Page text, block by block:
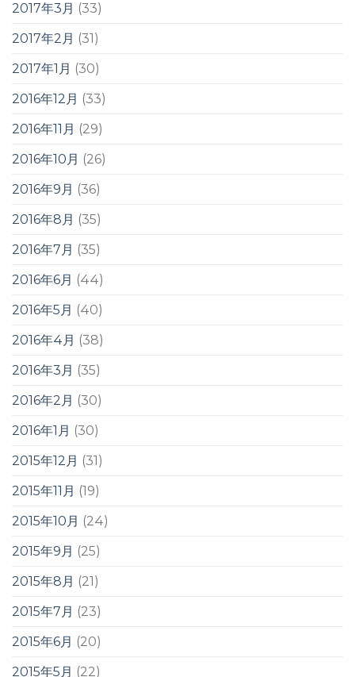
2017年3月 (33)
2017年2月 (31)
2017年1月 (30)
2016年12月 (33)
2016年11月 (29)
2016年10月 (26)
2016年9月 (36)
2016年8月 (35)
2016年7月 (35)
2016年6月 (44)
2016年5月 (40)
2016年4月 (38)
2016年3月 (35)
2016年2月 (30)
2016年1月 (30)
2015年12月 (31)
2015年11月 (19)
2015年10月 (24)
2015年9月 (25)
2015年8月 (21)
2015年7月 (23)
2015年6月 (20)
2015年5月 (22)